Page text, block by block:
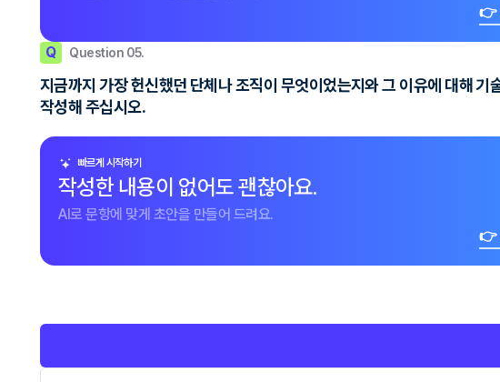
👉
Q Question 05.
지금까지 가장 헌신했던 단체나 조직이 무엇이었는지와 그 이유에 대해
작성해 주십시오.
빠르게 시작하기
작성한 내용이 없어도 괜찮아요.
AI로 문항에 맞게 초안을 만들어 드려요.
👉